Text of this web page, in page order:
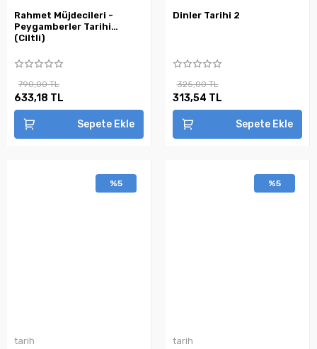
Rahmet Müjdecileri -
Peygamberler Tarihi
(Ciltli)
790,00 TL
633,18 TL
Sepete Ekle
Dinler Tarihi 2
325,00 TL
313,54 TL
Sepete Ekle
%5
tarih
%5
tarih